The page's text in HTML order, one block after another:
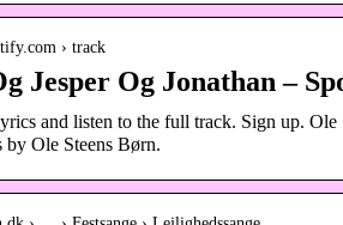
› track
Jesper Og Jonathan –
and listen to the full track. Sign up.
by Ole Steens Børn.